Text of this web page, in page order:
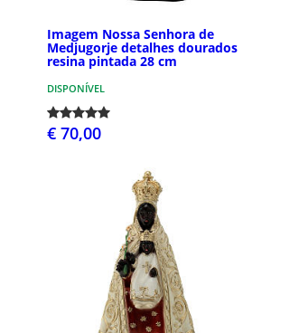
Imagem Nossa Senhora de
Medjugorje detalhes dourados
resina pintada 28 cm
DISPONÍVEL
€ 70,00